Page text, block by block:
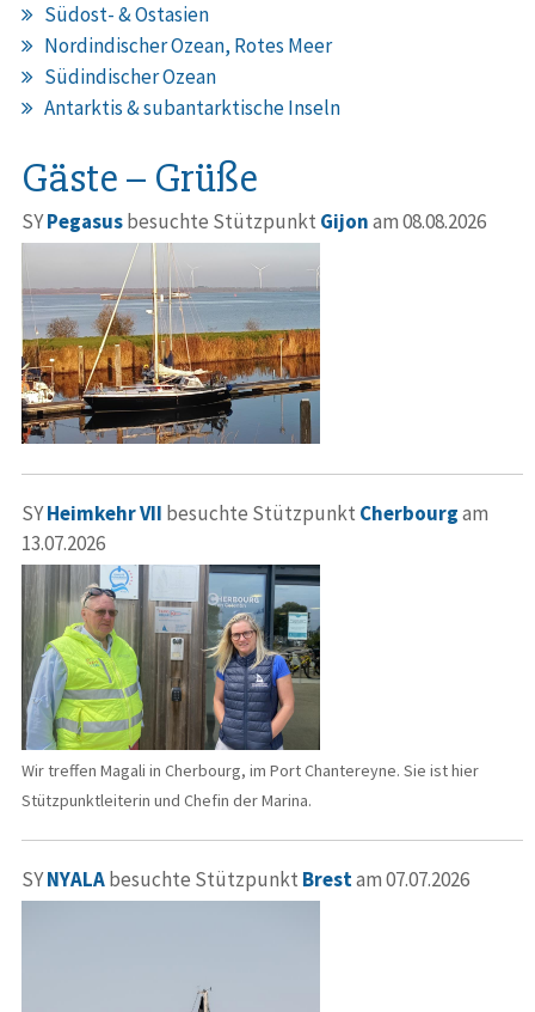
Südost- & Ostasien
Nordindischer Ozean, Rotes Meer
Südindischer Ozean
Antarktis & subantarktische Inseln
Gäste – Grüße
SYPegasusbesuchte Stützpunkt Gijonam 08.08.2026
SYHeimkehr VII besuchte Stützpunkt Cherbourgam
13.07.2026
Wir treffen Magali in Cherbourg, im Port Chantereyne. Sie ist hier
Stützpunktleiterin und Chefin der Marina.
SYNYALAbesuchte Stützpunkt Brestam 07.07.2026